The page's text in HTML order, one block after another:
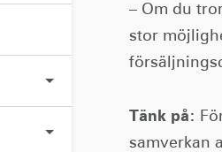
– Om du
stor
Tänk på:
samverkan